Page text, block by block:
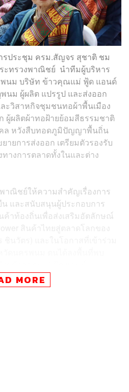
รประชุม ครม.สัญจร สุชาติ ชม
ะทรวงพาณิชย์ นำทีมผู้บริหาร
นม บริษัท ข้าวคุณแม่ ฟู้ด แอนด์
นม ผู้ผลิต แปรรูป และส่งออก
วิสาหกิจชุมชนทอผ้าพื้นเมือง
ผู้ผลิตผ้าทอฝ้ายย้อมสีธรรมชาติ
ล หวังสืบทอดภูมิปัญญาพื้นถิ่น
ายการส่งออก เตรียมตัวรองรับ
างการตลาดทั้งในและต่าง
พาณิชย์ให้ความสำคัญเรื่องการ
และสนับสนุนผู้ประกอบการ
ค้าท้องถิ่นเพื่อส่งเสริมอัตลักษณ์
สินค้าไทยสู่ตลาดโลกของ
พนม ซึ่งเป็นผู้ส่งออกข้าวอินทรีย์
และนำนวัตกรรมและ
MORE